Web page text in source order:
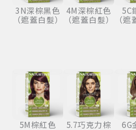
3N深棕黑色
（遮蓋白髮）
4M深棕紅色
（遮蓋白髮）
5C
（遮
5M棕紅色
5.7巧克力棕
6G